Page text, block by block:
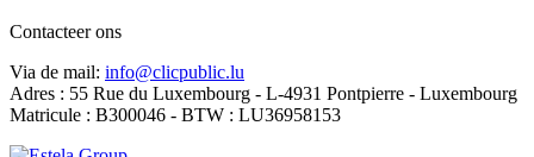
Contacteer ons
Via de mail: info@clicpublic.lu
Adres : 55 Rue du Luxembourg - L-4931 Pontpierre - Luxembourg
Matricule : B300046 - BTW : LU36958153